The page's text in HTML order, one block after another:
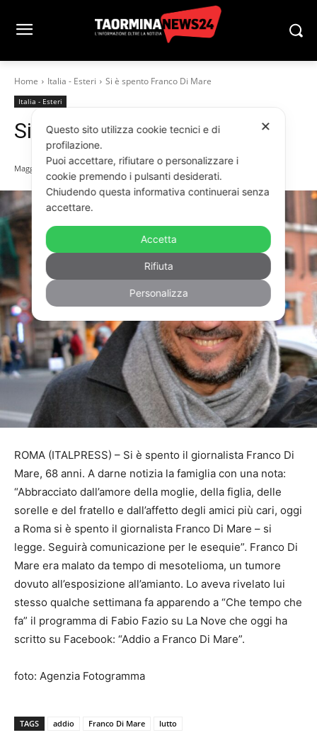
Home Italia - Esteri Si è spento Franco Di Mare
Italia - Esteri
Si è spento Franco Di Mare
Maggio 17, 2024
ROMA (ITALPRESS) – Si è spento il giornalista Franco Di
Mare, 68 anni. A darne notizia la famiglia con una nota:
“Abbracciato dall’amore della moglie, della figlia, delle
sorelle e del fratello e dall’affetto degli amici più cari, oggi
a Roma si è spento il giornalista Franco Di Mare – si
legge. Seguirà comunicazione per le esequie”. Franco Di
Mare era malato da tempo di mesotelioma, un tumore
dovuto all’esposizione all’amianto. Lo aveva rivelato lui
stesso qualche settimana fa apparendo a “Che tempo che
fa” il programma di Fabio Fazio su La Nove che oggi ha
scritto su Facebook: “Addio a Franco Di Mare”.
foto: Agenzia Fotogramma
TAGS addio Franco Di Mare lutto
✕
Questo sito utilizza cookie tecnici e di
profilazione.
Puoi accettare, rifiutare o personalizzare i
cookie premendo i pulsanti desiderati.
Chiudendo questa informativa continuerai senza
accettare.
Accetta
Rifiuta
Personalizza